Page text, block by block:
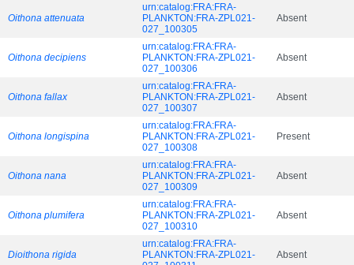
Oithona attenuata
urn:catalog:FRA:FRA-
PLANKTON:FRA-ZPL021-
027_100305
Absent
Oithona decipiens
urn:catalog:FRA:FRA-
PLANKTON:FRA-ZPL021-
027_100306
Absent
Oithona fallax
urn:catalog:FRA:FRA-
PLANKTON:FRA-ZPL021-
027_100307
Absent
Oithona longispina
urn:catalog:FRA:FRA-
PLANKTON:FRA-ZPL021-
027_100308
Present
Oithona nana
urn:catalog:FRA:FRA-
PLANKTON:FRA-ZPL021-
027_100309
Absent
Oithona plumifera
urn:catalog:FRA:FRA-
PLANKTON:FRA-ZPL021-
027_100310
Absent
Dioithona rigida
urn:catalog:FRA:FRA-
PLANKTON:FRA-ZPL021-
Absent